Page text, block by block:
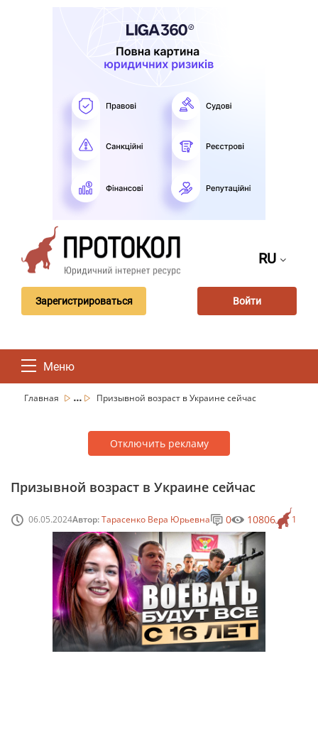
RU
Зарегистрироваться Войти
Меню
Главная ... Призывной возраст в Украине сейчас
Отключить рекламу
Призывной возраст в Украине сейчас
06.05.2024Автор:Тарасенко Вера Юрьевна 1
0 10806